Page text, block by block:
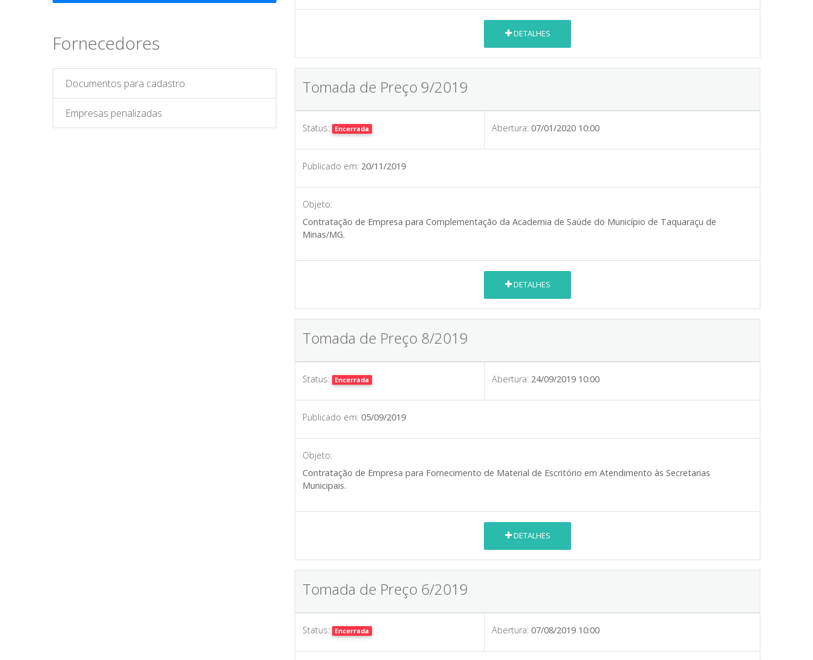
Fornecedores
Documentos para cadastro
Empresas penalizadas
DETALHES
Tomada de Preço 9/2019
Status: Encerrada Abertura: 07/01/2020 10:00
Publicado em: 20/11/2019
Objeto:
Contratação de Empresa para Complementação da Academia de Saúde do Município de Taquaraçu de
Minas/MG.
DETALHES
Tomada de Preço 8/2019
Status: Encerrada Abertura: 24/09/2019 10:00
Publicado em: 05/09/2019
Objeto:
Contratação de Empresa para Fornecimento de Material de Escritório em Atendimento às Secretarias
Municipais.
DETALHES
Tomada de Preço 6/2019
Status: Encerrada Abertura: 07/08/2019 10:00